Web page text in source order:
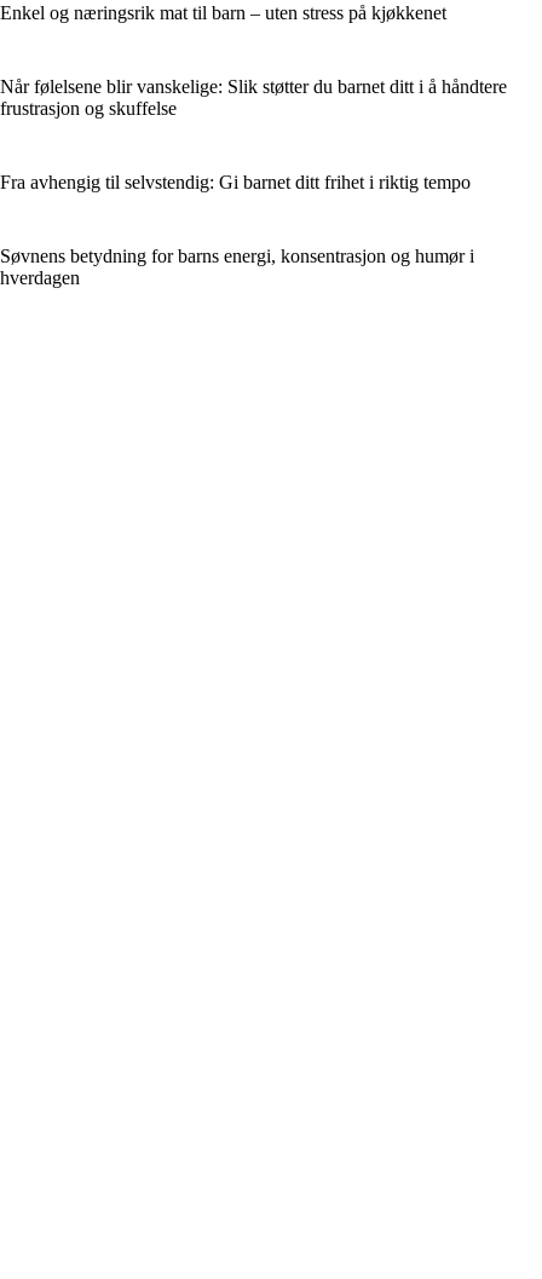
Enkel og næringsrik mat til barn – uten stress på kjøkkenet
Når følelsene blir vanskelige: Slik støtter du barnet ditt i å håndtere
frustrasjon og skuffelse
Fra avhengig til selvstendig: Gi barnet ditt frihet i riktig tempo
Søvnens betydning for barns energi, konsentrasjon og humør i
hverdagen